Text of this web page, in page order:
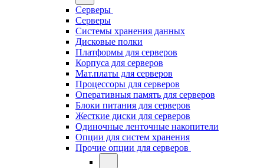
Серверы
Серверы
Системы хранения данных
Дисковые полки
Платформы для серверов
Корпуса для серверов
Мат.платы для серверов
Процессоры для серверов
Оперативныя память для серверов
Блоки питания для серверов
Жесткие диски для серверов
Одиночные ленточные накопители
Опции для систем хранения
Прочие опции для серверов